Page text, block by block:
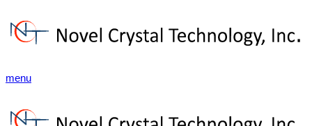
menu